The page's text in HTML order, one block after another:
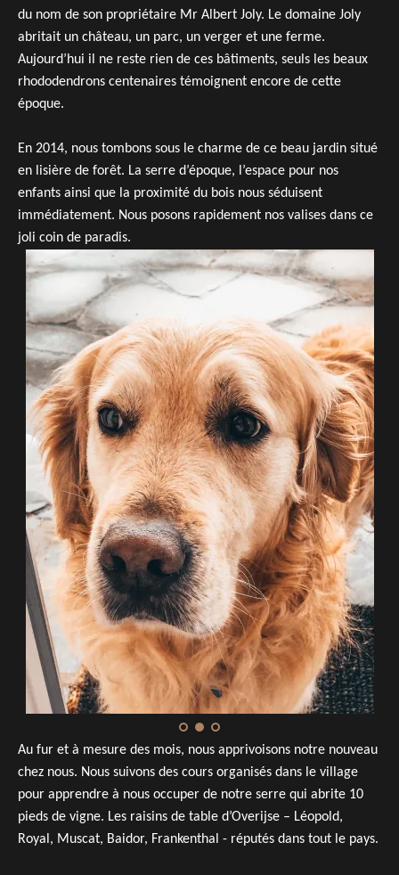
du nom de son propriétaire Mr Albert Joly. Le domaine Joly
abritait un château, un parc, un verger et une ferme.
Aujourd’hui il ne reste rien de ces bâtiments, seuls les beaux
rhododendrons centenaires témoignent encore de cette
époque.
En 2014, nous tombons sous le charme de ce beau jardin situé
en lisière de forêt. La serre d’époque, l’espace pour nos
enfants ainsi que la proximité du bois nous séduisent
immédiatement. Nous posons rapidement nos valises dans ce
joli coin de paradis.
Au fur et à mesure des mois, nous apprivoisons notre nouveau
chez nous. Nous suivons des cours organisés dans le village
pour apprendre à nous occuper de notre serre qui abrite 10
pieds de vigne. Les raisins de table d’Overijse – Léopold,
Royal, Muscat, Baidor, Frankenthal - réputés dans tout le pays.